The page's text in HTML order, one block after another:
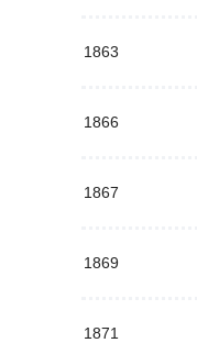
1863
1866
1867
1869
1871